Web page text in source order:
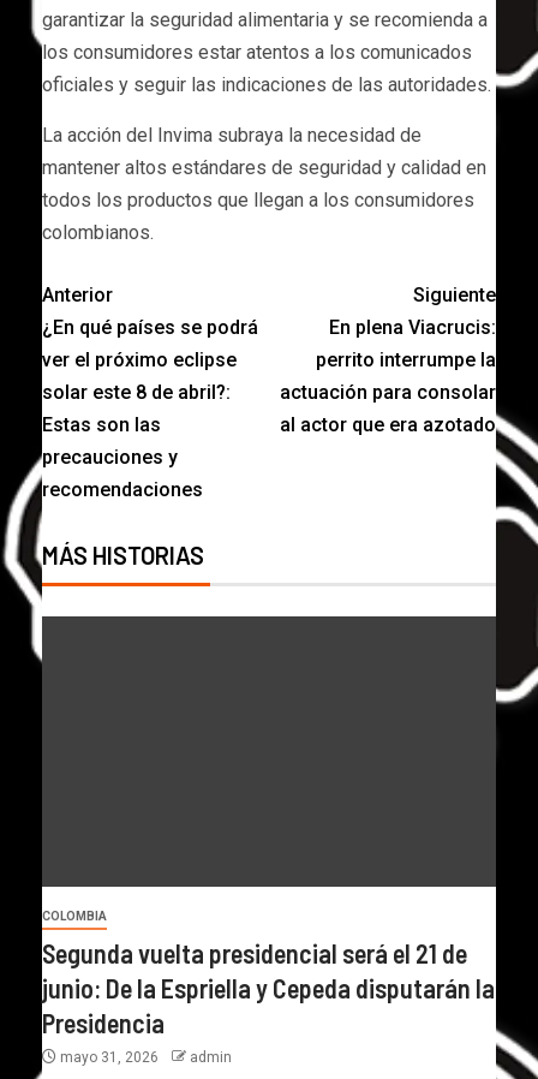
garantizar la seguridad alimentaria y se recomienda a
los consumidores estar atentos a los comunicados
oficiales y seguir las indicaciones de las autoridades.
La acción del Invima subraya la necesidad de
mantener altos estándares de seguridad y calidad en
todos los productos que llegan a los consumidores
colombianos.
Anterior
¿En qué países se podrá
ver el próximo eclipse
solar este 8 de abril?:
Estas son las
precauciones y
recomendaciones
Siguiente
En plena Viacrucis:
perrito interrumpe la
actuación para consolar
al actor que era azotado
MÁS HISTORIAS
COLOMBIA
Segunda vuelta presidencial será el 21 de
junio: De la Espriella y Cepeda disputarán la
Presidencia
mayo 31, 2026 admin